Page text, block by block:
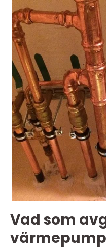
Vad som